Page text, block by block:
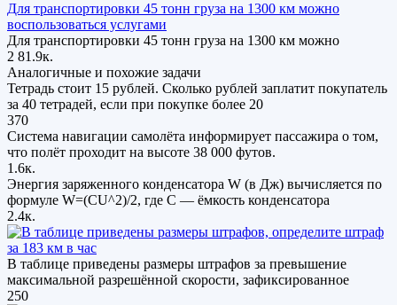
Для транспортировки 45 тонн груза на 1300 км можно
воспользоваться услугами
Для транспортировки 45 тонн груза на 1300 км можно
2 81.9к.
Аналогичные и похожие задачи
Тетрадь стоит 15 рублей. Сколько рублей заплатит покупатель
за 40 тетрадей, если при покупке более 20
370
Система навигации самолёта информирует пассажира о том,
что полёт проходит на высоте 38 000 футов.
1.6к.
Энергия заряженного конденсатора W (в Дж) вычисляется по
формуле W=(CU^2)/2, где C — ёмкость конденсатора
2.4к.
В таблице приведены размеры штрафов за превышение
максимальной разрешённой скорости, зафиксированное
250